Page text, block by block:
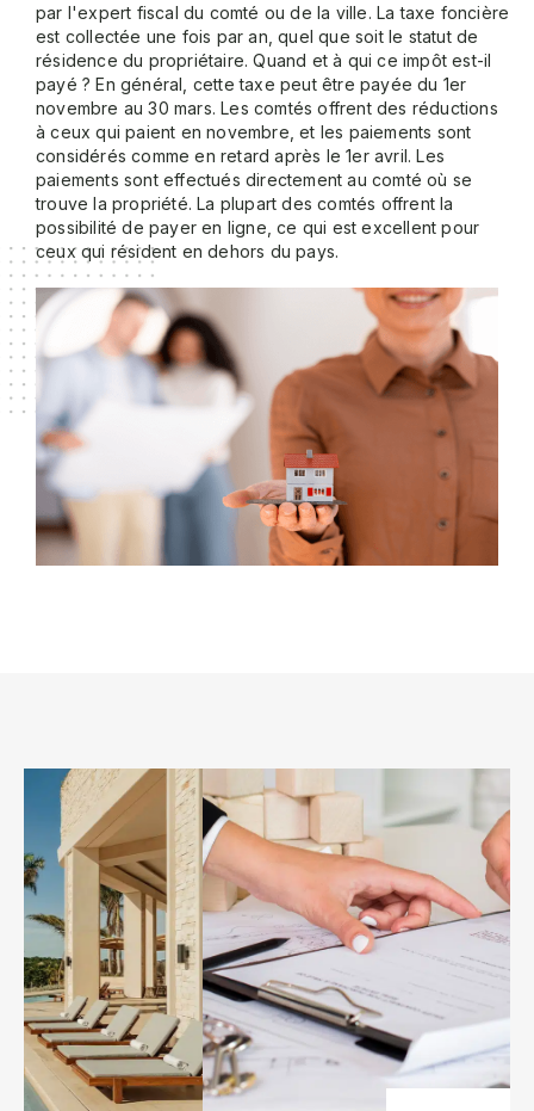
par l'expert fiscal du comté ou de la ville. La taxe foncière
est collectée une fois par an, quel que soit le statut de
résidence du propriétaire. Quand et à qui ce impôt est-il
payé ? En général, cette taxe peut être payée du 1er
novembre au 30 mars. Les comtés offrent des réductions
à ceux qui paient en novembre, et les paiements sont
considérés comme en retard après le 1er avril. Les
paiements sont effectués directement au comté où se
trouve la propriété. La plupart des comtés offrent la
possibilité de payer en ligne, ce qui est excellent pour
ceux qui résident en dehors du pays.